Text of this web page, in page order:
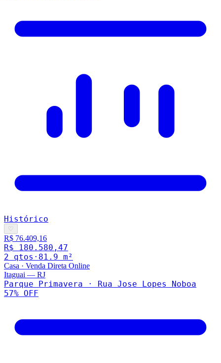
Histórico
♡
R$ 76.409,16
R$ 180.580,47
2 qtos · 81.9 m²
Casa · Venda Direta Online
Itaguai — RJ
Parque Primavera · Rua Jose Lopes Noboa
57% OFF